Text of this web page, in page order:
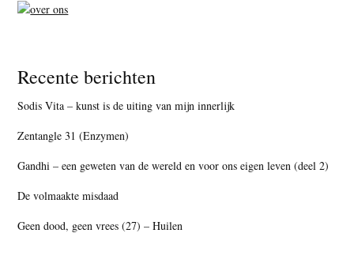
Recente berichten
Sodis Vita – kunst is de uiting van mijn innerlijk
Zentangle 31 (Enzymen)
Gandhi – een geweten van de wereld en voor ons eigen leven (deel 2)
De volmaakte misdaad
Geen dood, geen vrees (27) – Huilen